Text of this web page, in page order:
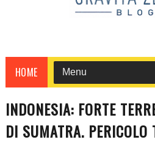
HOME
INDONESIA: FORTE
DI SUMATRA. PERICOLO